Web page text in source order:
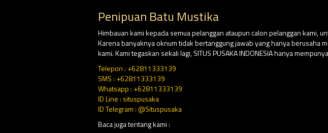
Penipuan Batu Mustika
Himbauan kami kepada semua pelanggan ataupun calon pelanggan kami,
Karena banyaknya oknum tidak bertanggung jawab yang hanya berusaha
kami. Kami tegaskan sekali lagi, SITUS PUSAKA INDONESIA hanya
Telepon : +62811333139
SMS : +62811333139
Whatsapp : +62811333139
ID Line : situspusaka
ID Telegram : @Situspusaka
Baca juga tentang kami :